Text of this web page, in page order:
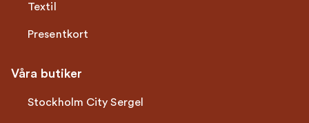
Textil
Presentkort
Våra butiker
Stockholm City Sergel